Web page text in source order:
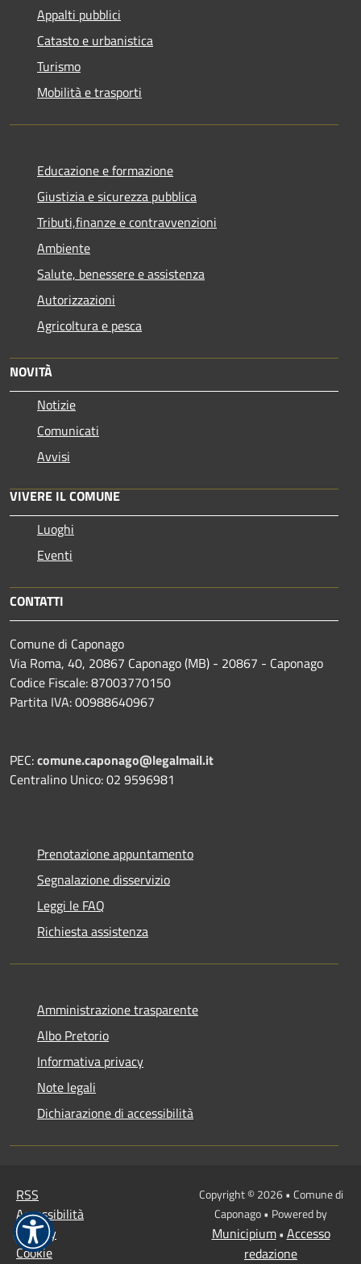
Appalti pubblici
Catasto e urbanistica
Turismo
Mobilità e trasporti
Educazione e formazione
Giustizia e sicurezza pubblica
Tributi,finanze e contravvenzioni
Ambiente
Salute, benessere e assistenza
Autorizzazioni
Agricoltura e pesca
NOVITÀ
Notizie
Comunicati
Avvisi
VIVERE IL COMUNE
Luoghi
Eventi
CONTATTI
Comune di Caponago
Via Roma, 40, 20867 Caponago (MB) - 20867 - Caponago
Codice Fiscale: 87003770150
Partita IVA: 00988640967
PEC:comune.caponago@legalmail.it
Centralino Unico: 02 9596981
Prenotazione appuntamento
Segnalazione disservizio
Leggi le FAQ
Richiesta assistenza
Amministrazione trasparente
Albo Pretorio
Informativa privacy
Note legali
Dichiarazione di accessibilità
RSS
Accessibilità
Privacy
Cookie
Copyright © 2026 • Comune di
Caponago • Powered by
Municipium• Accesso
redazione